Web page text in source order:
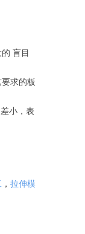
盲目
求的板
小，表
， 拉伸模